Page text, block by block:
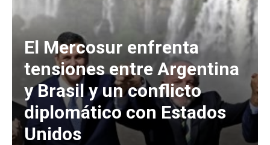
El Mercosur enfrenta
tensiones entre Argentina
y Brasil y un conflicto
diplomático con Estados
Unidos